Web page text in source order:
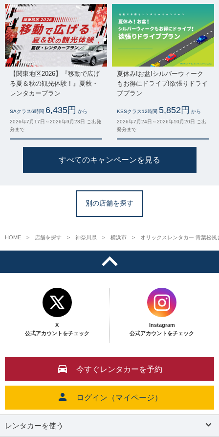
【関東地区2026】『移動で広げ
る夏＆秋の観光体験 ! 』夏秋・
レンタカープラン
SAクラス6時間 6,435円 から
2026年7月17日～2026年9月23日 ご出発
分まで
夏休み!お盆!シルバーウィーク
もお得にドライブ!欲張りドライ
ブプラン
KSSクラス12時間 5,852円 から
2026年7月24日～2026年10月20日 ご出
発分まで
すべてのキャンペーンを見る
別の店舗を探す
HOME 店舗を探す 神奈川県 横浜市 オリックスレンタカー 青葉松風
X
公式アカウントをチェック
Instagram
公式アカウントをチェック
今すぐレンタカーを予約
ログイン（マイページ）
レンタカーを使う